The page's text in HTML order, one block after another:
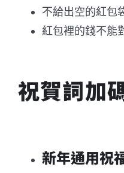
不給出空的紅包
紅包裡的錢不能
祝賀詞加
新年通用祝